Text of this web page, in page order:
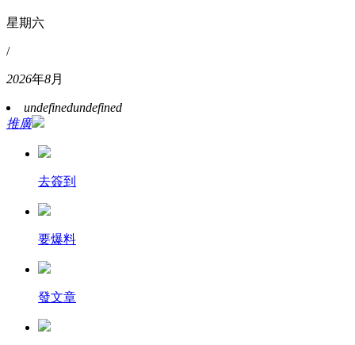
星期六
/
2026年8月
undefinedundefined
推廣
去簽到
要爆料
發文章